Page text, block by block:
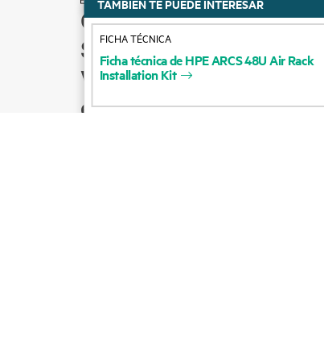
Cómo comprar
Soporte para productos
Ventas por correo
electrónico
TAMBIÉN TE PUEDE INTERESAR
FichatécnicadeHPEARCS48UAirRack
InstallationKit
FICHA TÉCNICA